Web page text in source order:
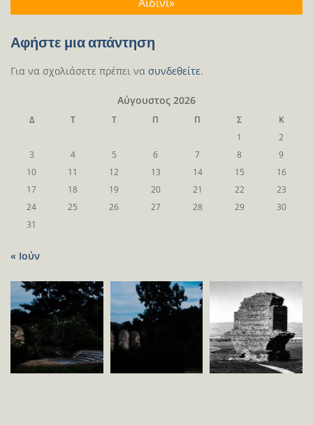
Αφήστε μια απάντηση
Για να σχολιάσετε πρέπει να συνδεθείτε.
Αύγουστος 2026
Δ Τ Τ Π Π Σ
Κ
1
2
3
4 5 6 7 8
9
10
11 12 13 14 15
16
17
18 19 20 21 22
23
24
25 26 27 28 29
30
31
« Ιούν